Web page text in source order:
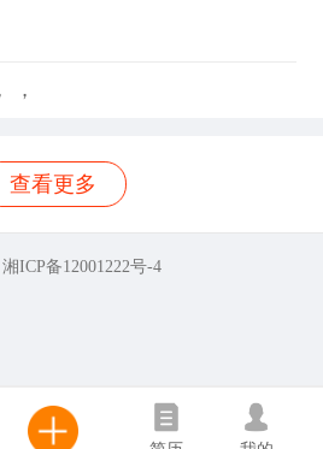
，
查看更多
湘ICP备12001222号-4